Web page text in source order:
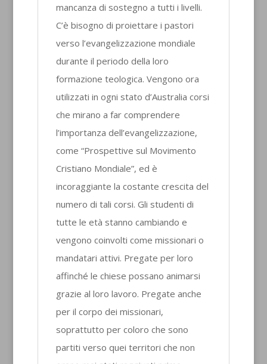
mancanza di sostegno a tutti i livelli.
C’è bisogno di proiettare i pastori
verso l’evangelizzazione mondiale
durante il periodo della loro
formazione teologica. Vengono ora
utilizzati in ogni stato d’Australia corsi
che mirano a far comprendere
l’importanza dell’evangelizzazione,
come “Prospettive sul Movimento
Cristiano Mondiale”, ed è
incoraggiante la costante crescita del
numero di tali corsi. Gli studenti di
tutte le età stanno cambiando e
vengono coinvolti come missionari o
mandatari attivi. Pregate per loro
affinché le chiese possano animarsi
grazie al loro lavoro. Pregate anche
per il corpo dei missionari,
soprattutto per coloro che sono
partiti verso quei territori che non